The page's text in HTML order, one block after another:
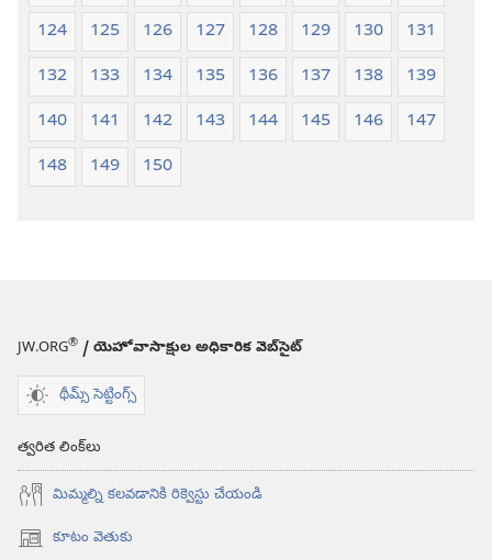
124
125 126 127 128 129 130
131
132
133 134 135 136 137 138
139
140
141 142 143 144 145 146
147
148
149 150
JW.ORG® / యెహోవాసాక్షుల అధికారిక వెబ్‌సైట్‌
థీమ్స్ సెట్టింగ్స్
త్వరిత లింక్‌లు
మిమ్మల్ని కలవడానికి రిక్వెస్టు చేయండి
కూటం వెతుకు
(కొత్త